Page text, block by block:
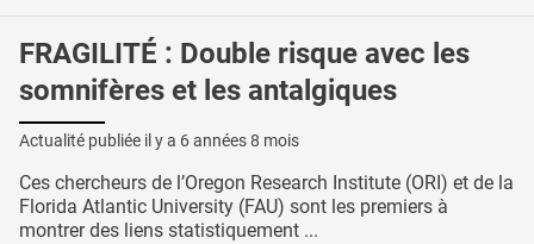
FRAGILITÉ : Double risque avec les
somnifères et les antalgiques
Actualité publiée il y a 6 années 8 mois
Ces chercheurs de l’Oregon Research Institute (ORI) et de la
Florida Atlantic University (FAU) sont les premiers à
montrer des liens statistiquement ...